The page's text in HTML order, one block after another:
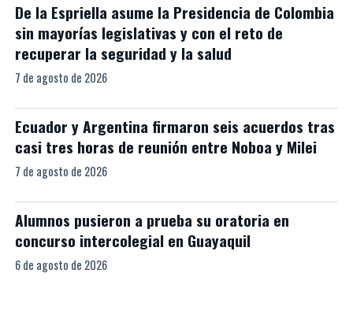
De la Espriella asume la Presidencia de Colombia
sin mayorías legislativas y con el reto de
recuperar la seguridad y la salud
7 de agosto de 2026
Ecuador y Argentina firmaron seis acuerdos tras
casi tres horas de reunión entre Noboa y Milei
7 de agosto de 2026
Alumnos pusieron a prueba su oratoria en
concurso intercolegial en Guayaquil
6 de agosto de 2026